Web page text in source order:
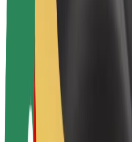
Bolt Food trgovci
Flote
Franšize
Karijere
O platformi Bolt
Održivost uz Bolt